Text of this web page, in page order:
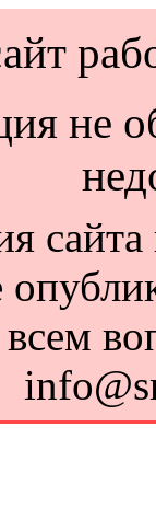
не
сайта